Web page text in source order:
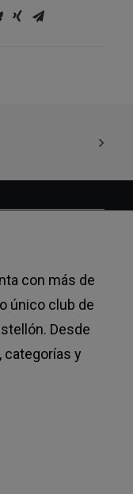
con más de
único club de
Desde
categorías y